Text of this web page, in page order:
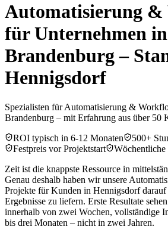
Automatisierung &
für Unternehmen in
Brandenburg –
Hennigsdorf
Spezialisten für Automatisierung &
Brandenburg – mit Erfahrung aus über 50
ROI typisch in 6-12 Monaten
500+
Festpreis vor Projektstart
Wöchentliche
Zeit ist die knappste Ressource in
Genau deshalb haben wir unsere
Projekte für Kunden in Hennigsdorf
Ergebnisse zu liefern. Erste Resultate
innerhalb von zwei Wochen, vollständige
bis drei Monaten – nicht in zwei Jahren.